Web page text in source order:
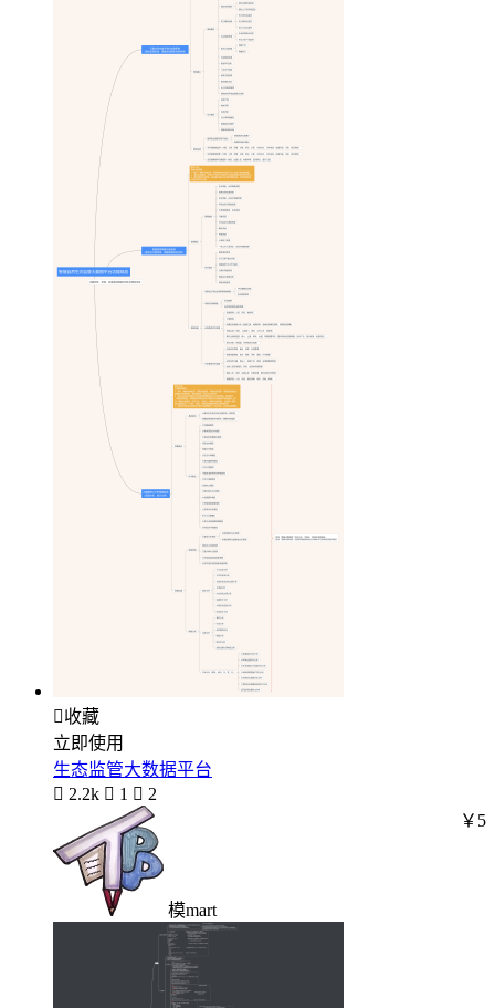
收藏
立即使用
生态监管大数据平台
 2.2k  1  2
模mart
￥5